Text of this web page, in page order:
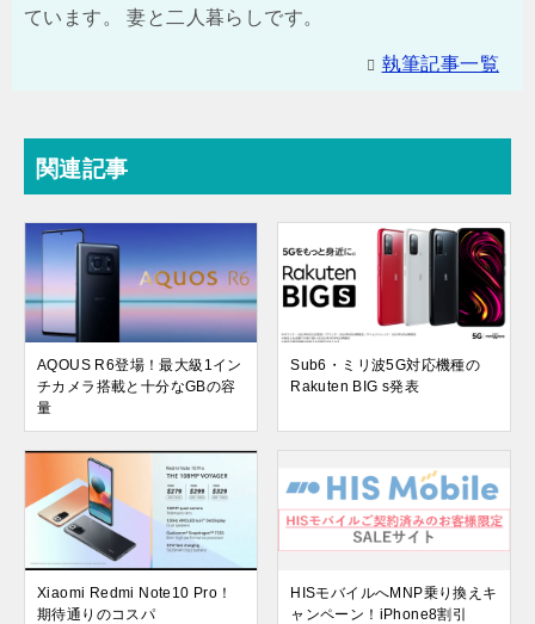
ています。 妻と二人暮らしです。
執筆記事一覧
関連記事
AQOUS R6登場！最大級1イン
チカメラ搭載と十分なGBの容
量
Sub6・ミリ波5G対応機種の
Rakuten BIG s発表
Xiaomi Redmi Note10 Pro！
期待通りのコスパ
HISモバイルへMNP乗り換えキ
ャンペーン！iPhone8割引